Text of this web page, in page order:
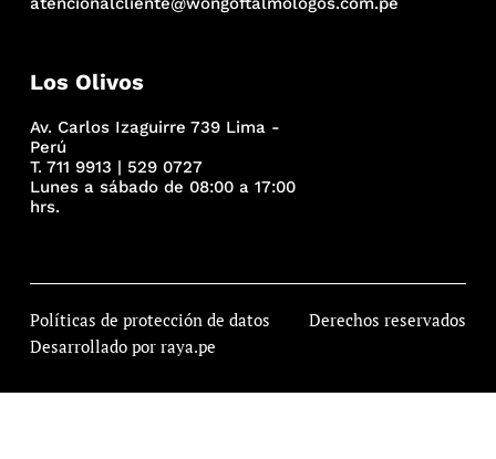
Los Olivos
Av. Carlos Izaguirre 739 Lima -
Perú
T. 711 9913 | 529 0727
Lunes a sábado de 08:00 a 17:00
hrs.
Políticas de protección de datos
Desarrollado por raya.pe
Derechos reservados